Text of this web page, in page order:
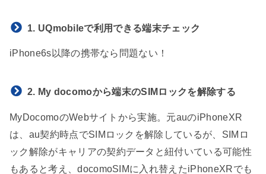
1. UQmobileで利用できる端末チェック
iPhone6s以降の携帯なら問題ない！
2. My docomoから端末のSIMロックを解除する
MyDocomoのWebサイトから実施。元auのiPhoneXR
は、au契約時点でSIMロックを解除しているが、SIMロ
ック解除がキャリアの契約データと紐付いている可能性
もあると考え、docomoSIMに入れ替えたiPhoneXRでも